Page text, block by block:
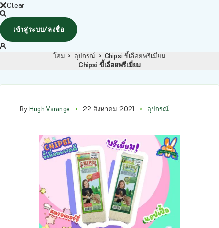
Clear
เข้าสู่ระบบ/ลงชื่อ
โฮม อุปกรณ์ Chipsi ขี้เลื่อยพรีเมี่ยม
Chipsi ขี้เลื่อยพรีเมี่ยม
By Hugh Varange 22 สิงหาคม 2021 อุปกรณ์